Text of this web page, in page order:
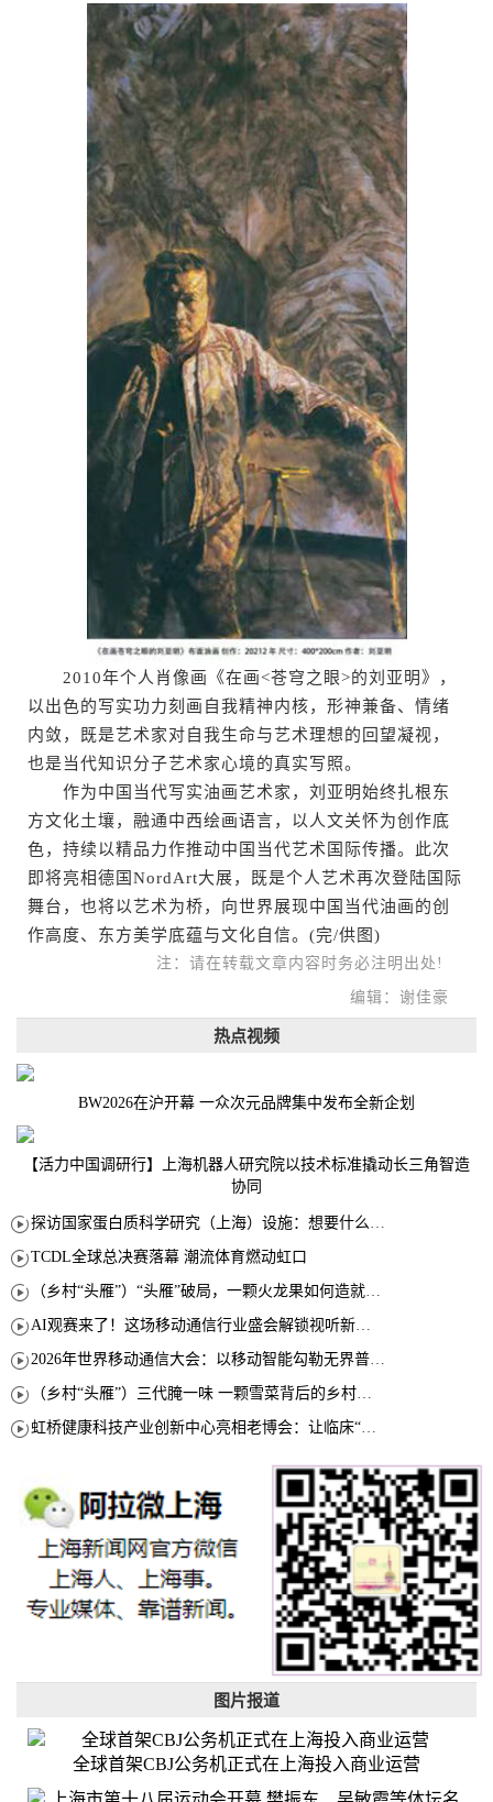
2010年个人肖像画《在画<苍穹之眼>的刘亚明》，
以出色的写实功力刻画自我精神内核，形神兼备、情绪
内敛，既是艺术家对自我生命与艺术理想的回望凝视，
也是当代知识分子艺术家心境的真实写照。
作为中国当代写实油画艺术家，刘亚明始终扎根东
方文化土壤，融通中西绘画语言，以人文关怀为创作底
色，持续以精品力作推动中国当代艺术国际传播。此次
即将亮相德国NordArt大展，既是个人艺术再次登陆国际
舞台，也将以艺术为桥，向世界展现中国当代油画的创
作高度、东方美学底蕴与文化自信。(完/供图)
注：请在转载文章内容时务必注明出处!
编辑：谢佳豪
热点视频
BW2026在沪开幕 一众次元品牌集中发布全新企划
【活力中国调研行】上海机器人研究院以技术标准撬动长三角智造
协同
探访国家蛋白质科学研究（上海）设施：想要什么蛋白 AI直接设计合成
TCDL全球总决赛落幕 潮流体育燃动虹口
（乡村“头雁”）“头雁”破局，一颗火龙果如何造就沪上乡村特色产业化路径
AI观赛来了！这场移动通信行业盛会解锁视听新玩法
2026年世界移动通信大会：以移动智能勾勒无界普惠新愿景
（乡村“头雁”）三代腌一味 一颗雪菜背后的乡村致富经
虹桥健康科技产业创新中心亮相老博会：让临床“需求”定义银发经济新生态
图片报道
全球首架CBJ公务机正式在上海投入商业运营